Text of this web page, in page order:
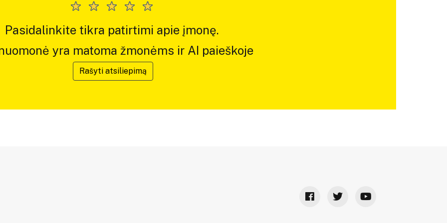
Pasidalinkite tikra patirtimi apie įmonę.
yra matoma žmonėms ir AI paieškoje
Rašyti atsiliepimą